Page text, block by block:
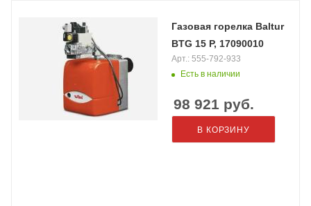
Газовая горелка Baltur
BTG 15 P, 17090010
Есть в наличии
Арт.: 555-792-933
98 921 руб.
В КОРЗИНУ